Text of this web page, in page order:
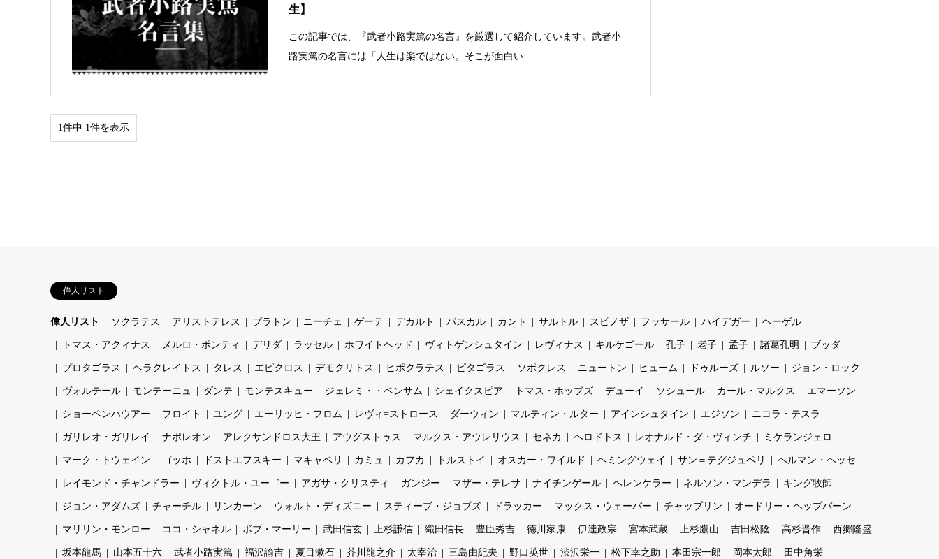
生】
この記事では、『武者小路実篤の名言』を厳選して紹介しています。武者小
路実篤の名言には「人生は楽ではない。そこが面白い…
1件中 1件を表示
偉人リスト
偉人リスト ソクラテス アリストテレス プラトン ニーチェ ゲーテ デカルト パスカル カント サルトル スピノザ フッサール ハイデガー ヘーゲル
トマス・アクィナス メルロ・ポンティ デリダ ラッセル ホワイトヘッド ヴィトゲンシュタイン レヴィナス キルケゴール 孔子 老子 孟子 諸葛孔明 ブッダ
プロタゴラス ヘラクレイトス タレス エピクロス デモクリトス ヒポクラテス ピタゴラス ソポクレス ニュートン ヒューム ドゥルーズ ルソー ジョン・ロック
ヴォルテール モンテーニュ ダンテ モンテスキュー ジェレミ・・ベンサム シェイクスピア トマス・ホッブズ デューイ ソシュール カール・マルクス エマーソン
ショーペンハウアー フロイト ユング エーリッヒ・フロム レヴィ=ストロース ダーウィン マルティン・ルター アインシュタイン エジソン ニコラ・テスラ
ガリレオ・ガリレイ ナポレオン アレクサンドロス大王 アウグストゥス マルクス・アウレリウス セネカ ヘロドトス レオナルド・ダ・ヴィンチ ミケランジェロ
マーク・トウェイン ゴッホ ドストエフスキー マキャベリ カミュ カフカ トルストイ オスカー・ワイルド ヘミングウェイ サン＝テグジュペリ ヘルマン・ヘッセ
レイモンド・チャンドラー ヴィクトル・ユーゴー アガサ・クリスティ ガンジー マザー・テレサ ナイチンゲール ヘレンケラー ネルソン・マンデラ キング牧師
ジョン・アダムズ チャーチル リンカーン ウォルト・ディズニー スティーブ・ジョブズ ドラッカー マックス・ウェーバー チャップリン オードリー・ヘップバーン
マリリン・モンロー ココ・シャネル ボブ・マーリー 武田信玄 上杉謙信 織田信長 豊臣秀吉 徳川家康 伊達政宗 宮本武蔵 上杉鷹山 吉田松陰 高杉晋作 西郷隆盛
坂本龍馬 山本五十六 武者小路実篤 福沢諭吉 夏目漱石 芥川龍之介 太宰治 三島由紀夫 野口英世 渋沢栄一 松下幸之助 本田宗一郎 岡本太郎 田中角栄